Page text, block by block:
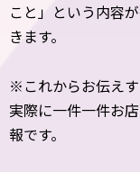
こと」という内容
きます。
※これからお伝え
実際に一件一件お
報です。